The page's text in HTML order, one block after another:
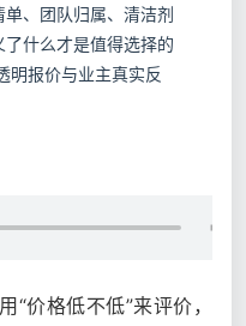
、团队归属、清洁剂
什么才是值得选择的
明报价与业主真实反
“价格低不低”来评价，